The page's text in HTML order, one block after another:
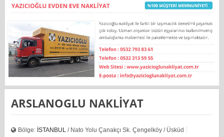
ARSLANOGLU NAKLİYAT
Bölge: İSTANBUL / Nato Yolu Çanakçı Sk. Çengelköy / Üsküd